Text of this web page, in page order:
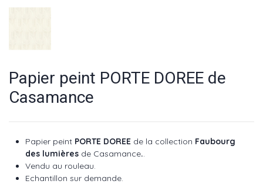
Papier peint PORTE DOREE de
Casamance
Papier peint PORTE DOREE de la collection Faubourg
des lumières de Casamance.
Vendu au rouleau.
Echantillon sur demande.